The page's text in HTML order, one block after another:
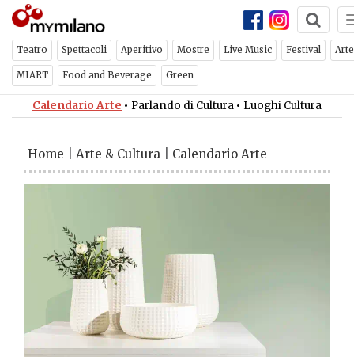
Teatro Spettacoli Aperitivo Mostre Live Music Festival Arte
MIART Food and Beverage Green
Calendario Arte • Parlando di Cultura • Luoghi Cultura
Home Arte & Cultura Calendario Arte